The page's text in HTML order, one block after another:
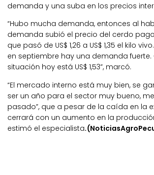
demanda y una suba en los precios
“Hubo mucha demanda, entonces al
demanda subió el precio del cerdo
que pasó de US$ 1,26 a US$ 1,35 el kilo
en septiembre hay una demanda fuerte.
situación hoy está US$ 1,53”, marcó.
“El mercado interno está muy bien, se
ser un año para el sector muy bueno,
pasado”, que a pesar de la caída en la
cerrará con un aumento en la
estimó el especialista